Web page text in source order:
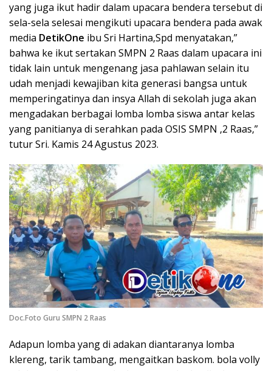
yang juga ikut hadir dalam upacara bendera tersebut di
sela-sela selesai mengikuti upacara bendera pada awak
media DetikOne ibu Sri Hartina,Spd menyatakan,”
bahwa ke ikut sertakan SMPN 2 Raas dalam upacara ini
tidak lain untuk mengenang jasa pahlawan selain itu
udah menjadi kewajiban kita generasi bangsa untuk
memperingatinya dan insya Allah di sekolah juga akan
mengadakan berbagai lomba lomba siswa antar kelas
yang panitianya di serahkan pada OSIS SMPN ,2 Raas,”
tutur Sri. Kamis 24 Agustus 2023.
Doc.Foto Guru SMPN 2 Raas
Adapun lomba yang di adakan diantaranya lomba
klereng, tarik tambang, mengaitkan baskom. bola volly